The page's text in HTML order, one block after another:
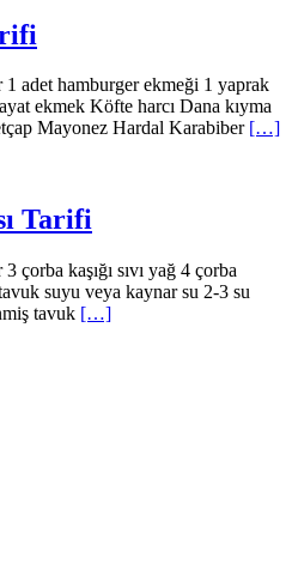
adet hamburger ekmeği 1 yaprak
ekmek Köfte harcı Dana kıyma
Mayonez Hardal Karabiber […]
Tarifi
çorba kaşığı sıvı yağ 4 çorba
suyu veya kaynar su 2-3 su
tavuk […]